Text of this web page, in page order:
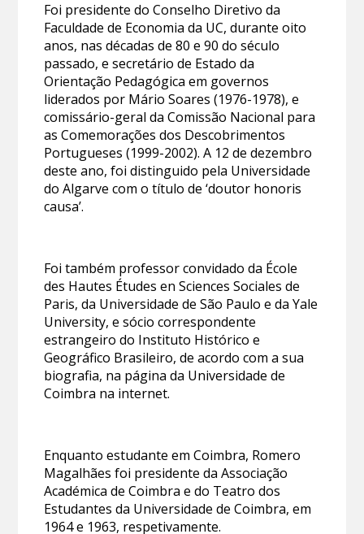
Foi presidente do Conselho Diretivo da
Faculdade de Economia da UC, durante oito
anos, nas décadas de 80 e 90 do século
passado, e secretário de Estado da
Orientação Pedagógica em governos
liderados por Mário Soares (1976-1978), e
comissário-geral da Comissão Nacional para
as Comemorações dos Descobrimentos
Portugueses (1999-2002). A 12 de dezembro
deste ano, foi distinguido pela Universidade
do Algarve com o título de ‘doutor honoris
causa’.
Foi também professor convidado da École
des Hautes Études en Sciences Sociales de
Paris, da Universidade de São Paulo e da Yale
University, e sócio correspondente
estrangeiro do Instituto Histórico e
Geográfico Brasileiro, de acordo com a sua
biografia, na página da Universidade de
Coimbra na internet.
Enquanto estudante em Coimbra, Romero
Magalhães foi presidente da Associação
Académica de Coimbra e do Teatro dos
Estudantes da Universidade de Coimbra, em
1964 e 1963, respetivamente.